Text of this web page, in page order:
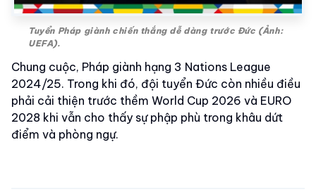
Tuyển Pháp giành chiến thắng dễ dàng trước Đức (Ảnh:
UEFA).
Chung cuộc, Pháp giành hạng 3 Nations League
2024/25. Trong khi đó, đội tuyển Đức còn nhiều điều
phải cải thiện trước thềm World Cup 2026 và EURO
2028 khi vẫn cho thấy sự phập phù trong khâu dứt
điểm và phòng ngự.